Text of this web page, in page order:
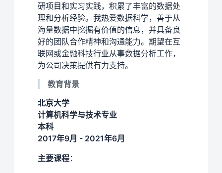
研项目和实习实践，积累了丰富的数据处
理和分析经验。我热爱数据科学，善于从
海量数据中挖掘有价值的信息，并具备良
好的团队合作精神和沟通能力。期望在互
联网或金融科技行业从事数据分析工作，
为公司决策提供有力支持。
教育背景
北京大学
计算机科学与技术专业
本科
2017年9月 - 2021年6月
主要课程：